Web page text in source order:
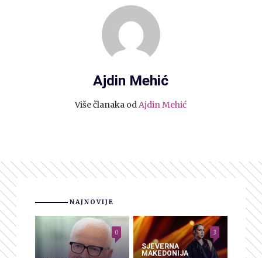
Ajdin Mehić
Više članaka od Ajdin Mehić
NAJNOVIJE
0
SJEVERNA
MAKEDONIJA
3